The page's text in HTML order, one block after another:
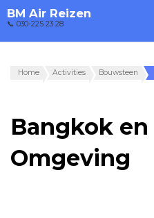
BM Air Reizen
📞 030-225 23 28
Home Activities Bouwsteen
Bangkok en
Omgeving